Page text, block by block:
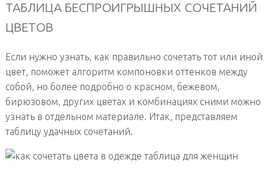
ТАБЛИЦА БЕСПРОИГРЫШНЫХ СОЧЕТАНИЙ
ЦВЕТОВ
Если нужно узнать, как правильно сочетать тот или иной
цвет, поможет алгоритм компоновки оттенков между
собой, но более подробно о красном, бежевом,
бирюзовом, других цветах и комбинациях сними можно
узнать в отдельном материале. Итак, представляем
таблицу удачных сочетаний.